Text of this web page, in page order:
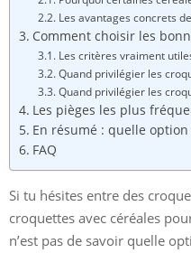
Les avantages concrets
Comment choisir les
Les critères vraiment
Quand privilégier les
Quand privilégier les
Les pièges les plus
En résumé : quelle option
FAQ
Si tu hésites entre des
croquettes avec céréales
n’est pas de savoir quelle